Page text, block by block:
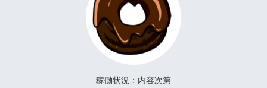
稼働状況：内容次第